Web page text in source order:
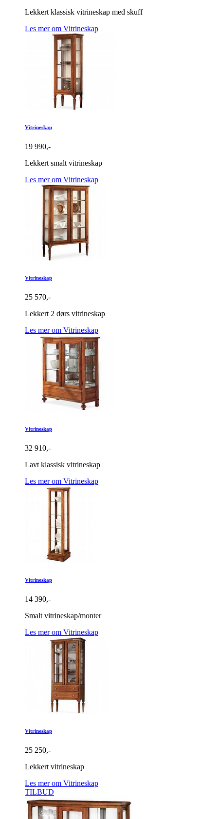
Lekkert klassisk vitrineskap med skuff
Les mer om Vitrineskap
Vitrineskap
19 990,-
Lekkert smalt vitrineskap
Les mer om Vitrineskap
Vitrineskap
25 570,-
Lekkert 2 dørs vitrineskap
Les mer om Vitrineskap
Vitrineskap
32 910,-
Lavt klassisk vitrineskap
Les mer om Vitrineskap
Vitrineskap
14 390,-
Smalt vitrineskap/monter
Les mer om Vitrineskap
Vitrineskap
25 250,-
Lekkert vitrineskap
Les mer om Vitrineskap
TILBUD